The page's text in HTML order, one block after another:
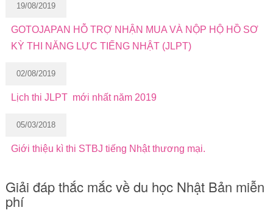
19/08/2019
GOTOJAPAN HỖ TRỢ NHẬN MUA VÀ NỘP HỘ HỒ SƠ
KỲ THI NĂNG LỰC TIẾNG NHẬT (JLPT)
02/08/2019
Lịch thi JLPT mới nhất năm 2019
05/03/2018
Giới thiệu kì thi STBJ tiếng Nhật thương mại.
Giải đáp thắc mắc về du học Nhật Bản miễn
phí